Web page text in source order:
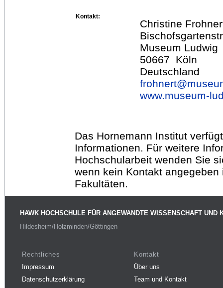
Kontakt:
Christine
Museum Ludwig
50667 Köln
Deutschland
frohnert@
www.museum-
Das Hornemann Institut
Informationen. Für weitere
Hochschularbeit wenden Sie
wenn kein Kontakt
Fakultäten.
HAWK HOCHSCHULE FÜR ANGEWANDTE WISSENSCHAFT UND
Hildesheim/Holzminden/Göttingen
Rechtliches
Impressum
Datenschutzerklärung
Kontakt
Über uns
Team und Kontakt